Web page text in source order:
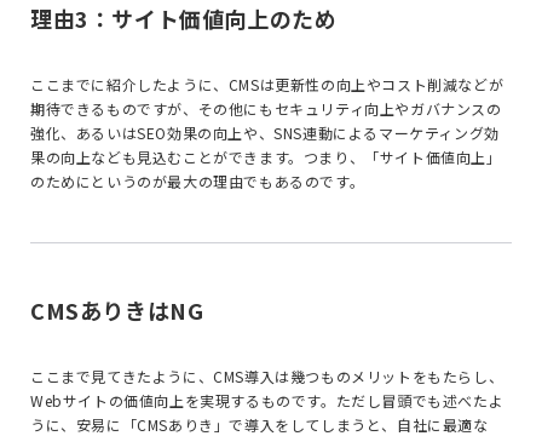
理由3：サイト価値向上のため
ここまでに紹介したように、CMSは更新性の向上やコスト削減などが
期待できるものですが、その他にもセキュリティ向上やガバナンスの
強化、あるいはSEO効果の向上や、SNS連動によるマーケティング効
果の向上なども見込むことができます。つまり、「サイト価値向上」
のためにというのが最大の理由でもあるのです。
CMSありきはNG
ここまで見てきたように、CMS導入は幾つものメリットをもたらし、
Webサイトの価値向上を実現するものです。ただし冒頭でも述べたよ
うに、安易に「CMSありき」で導入をしてしまうと、自社に最適な